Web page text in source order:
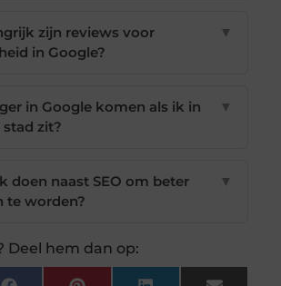
zijn reviews voor
in Google?
▼
in Google komen als ik in
zit?
▼
doen naast SEO om beter
te worden?
▼
Deel hem dan op: